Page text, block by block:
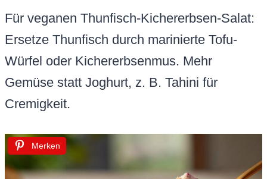
Für veganen Thunfisch-Kichererbsen-Salat:
Ersetze Thunfisch durch marinierte Tofu-
Würfel oder Kichererbsenmus. Mehr
Gemüse statt Joghurt, z. B. Tahini für
Cremigkeit.
Merken